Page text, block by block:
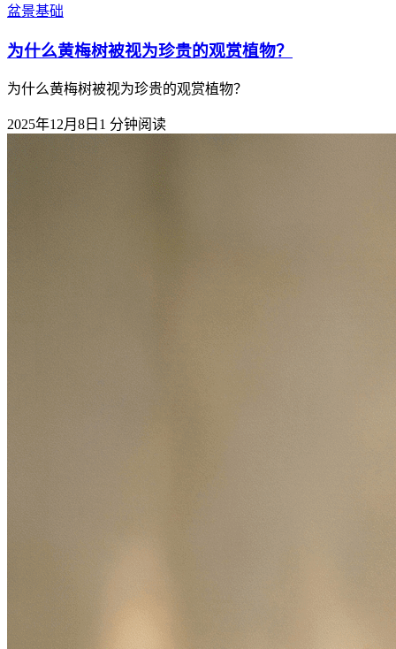
盆景基础
为什么黄梅树被视为珍贵的观赏植物？
为什么黄梅树被视为珍贵的观赏植物？
2025年12月8日 1 分钟阅读